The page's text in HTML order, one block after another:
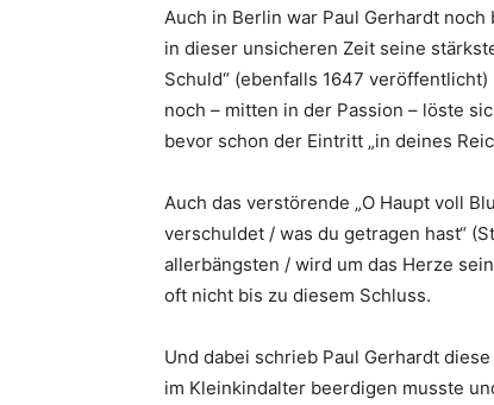
Auch in Berlin war Paul Gerhardt
in dieser unsicheren Zeit seine
Schuld“ (ebenfalls 1647
noch – mitten in der Passion – löste
bevor schon der Eintritt „in deines
Auch das verstörende „O Haupt voll
verschuldet / was du getragen hast“
allerbängsten / wird um das Herze
oft nicht bis zu diesem Schluss.
Und dabei schrieb Paul Gerhardt
im Kleinkindalter beerdigen musste